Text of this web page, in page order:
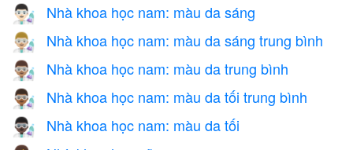
👨🏻‍🔬 Nhà khoa học nam: màu da sáng
👨🏼‍🔬 Nhà khoa học nam: màu da sáng trung bình
👨🏽‍🔬 Nhà khoa học nam: màu da trung bình
👨🏾‍🔬 Nhà khoa học nam: màu da tối trung bình
👨🏿‍🔬 Nhà khoa học nam: màu da tối